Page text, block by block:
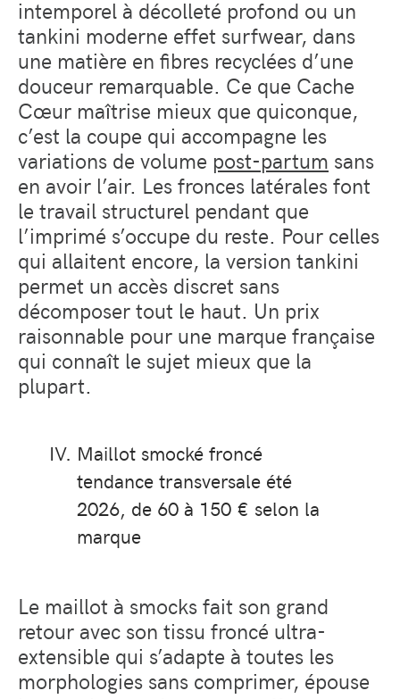
intemporel à décolleté profond ou un
tankini moderne effet surfwear, dans
une matière en fibres recyclées d’une
douceur remarquable. Ce que Cache
Cœur maîtrise mieux que quiconque,
c’est la coupe qui accompagne les
variations de volume post-partum sans
en avoir l’air. Les fronces latérales font
le travail structurel pendant que
l’imprimé s’occupe du reste. Pour celles
qui allaitent encore, la version tankini
permet un accès discret sans
décomposer tout le haut. Un prix
raisonnable pour une marque française
qui connaît le sujet mieux que la
plupart.
Maillot smocké froncé
tendance transversale été
2026, de 60 à 150 € selon la
marque
Le maillot à smocks fait son grand
retour avec son tissu froncé ultra-
extensible qui s’adapte à toutes les
morphologies sans comprimer, épouse